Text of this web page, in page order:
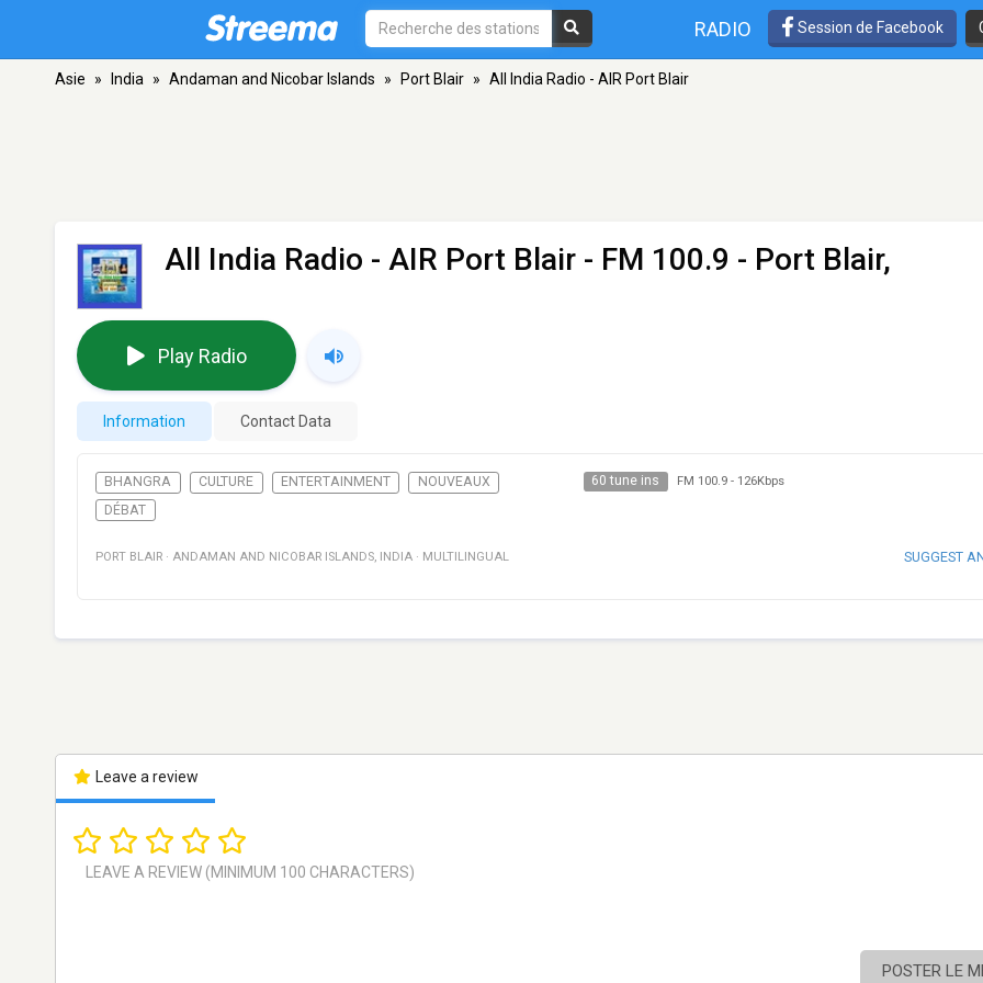
RADIO Session de Facebook
Asie » India » Andaman and Nicobar Islands » Port Blair » All India Radio - AIR Port Blair
All India Radio - AIR Port Blair - FM 100.9 - Port Blair,
Play Radio
Information Contact Data
BHANGRA CULTURE ENTERTAINMENT
NOUVEAUX
DÉBAT
60 tune ins FM 100.9- 126Kbps
PORT BLAIR · ANDAMAN AND NICOBAR ISLANDS, INDIA · MULTILINGUAL SUGGEST
Leave a review
POSTER LE